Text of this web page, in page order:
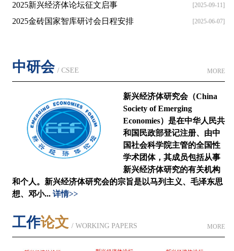
2025新兴经济体论坛征文启事 [2025-09-11]
2025金砖国家智库研讨会日程安排 [2025-06-07]
中研会 / CSEE MORE
新兴经济体研究会（China
Society of Emerging
Economies）是在中华人民共
和国民政部登记注册、由中
国社会科学院主管的全国性
学术团体，其成员包括从事
新兴经济体研究的有关机构
和个人。新兴经济体研究会的宗旨是以马列主义、毛泽东思
想、邓小... 详情>>
工作论文 / WORKING PAPERS MORE